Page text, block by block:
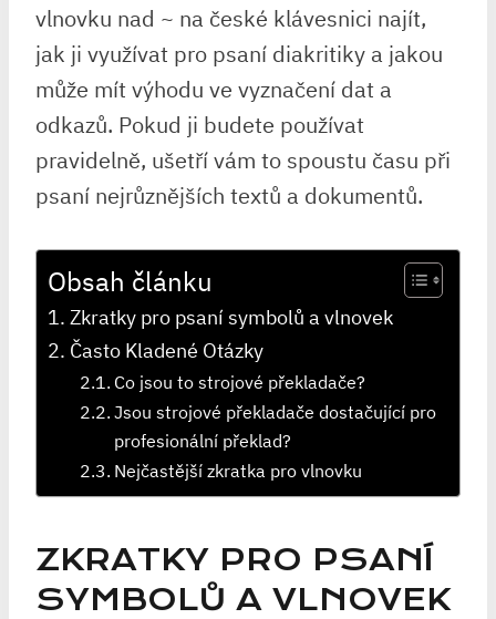
vlnovku nad ~ na české klávesnici najít,
jak ji využívat pro psaní diakritiky a jakou
může mít výhodu ve vyznačení dat a
odkazů. Pokud ji budete používat
pravidelně, ušetří vám to spoustu času při
psaní nejrůznějších textů a dokumentů.
Obsah článku
Zkratky pro psaní symbolů a vlnovek
Často Kladené Otázky
Co jsou to strojové překladače?
Jsou strojové překladače dostačující pro
profesionální překlad?
Nejčastější zkratka pro vlnovku
ZKRATKY PRO PSANÍ
SYMBOLŮ A VLNOVEK